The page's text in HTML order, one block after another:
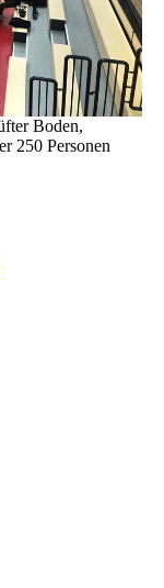
Boden,
250 Personen